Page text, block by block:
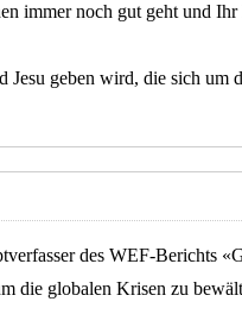
immer noch gut geht und
geben wird, die sich um
des WEF-Berichts
die globalen Krisen zu